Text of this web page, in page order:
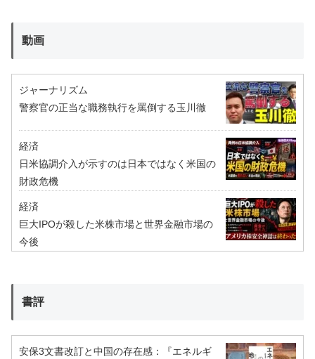
動画
ジャーナリズム
警察官の正当な職務執行を罵倒する玉川徹
経済
日米協調介入が示すのは日本ではなく米国の
財政危機
経済
巨大IPOが殺した米株市場と世界金融市場の
今後
書評
安保3文書改訂と中国の存在感：『エネルギ